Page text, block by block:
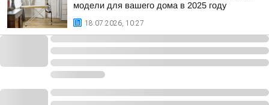
модели для вашего дома в 2025 году
18.07.2026, 10:27